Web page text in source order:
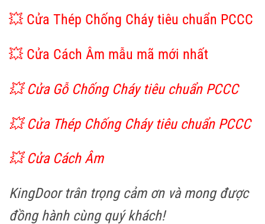
💥 Cửa Thép Chống Cháy tiêu chuẩn PCCC
💥 Cửa Cách Âm mẫu mã mới nhất
💥 Cửa Gỗ Chống Cháy tiêu chuẩn PCCC
💥 Cửa Thép Chống Cháy tiêu chuẩn PCCC
💥Cửa Cách Âm
KingDoor trân trọng cảm ơn và mong được
đồng hành cùng quý khách!